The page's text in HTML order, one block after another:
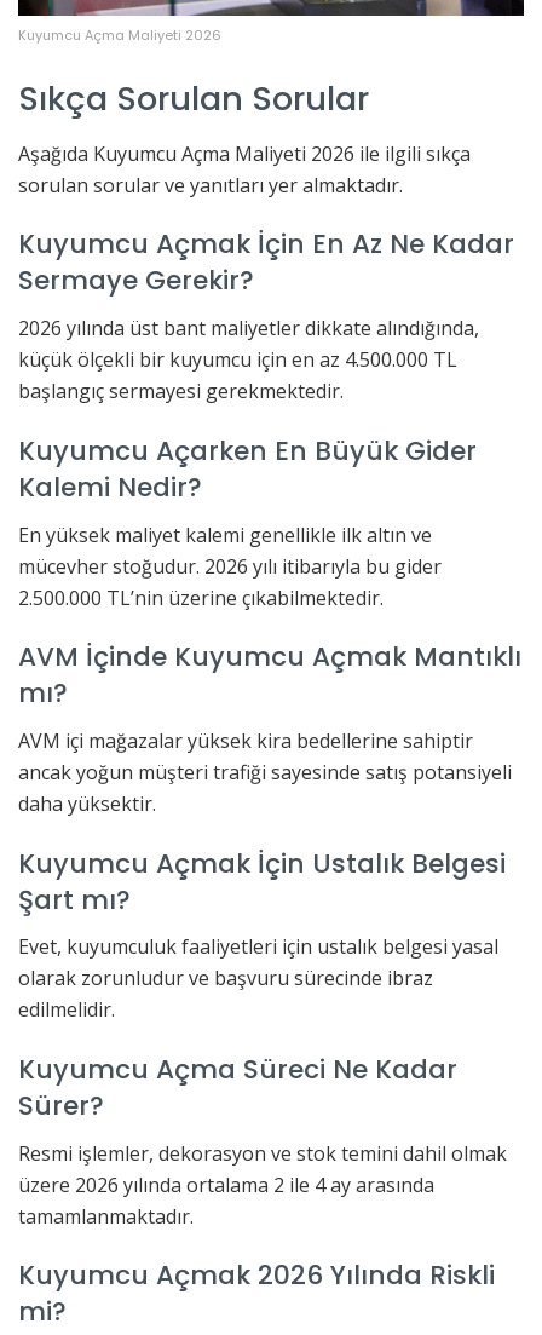
Kuyumcu Açma Maliyeti 2026
Sıkça Sorulan Sorular
Aşağıda Kuyumcu Açma Maliyeti 2026 ile ilgili sıkça
sorulan sorular ve yanıtları yer almaktadır.
Kuyumcu Açmak İçin En Az Ne Kadar
Sermaye Gerekir?
2026 yılında üst bant maliyetler dikkate alındığında,
küçük ölçekli bir kuyumcu için en az 4.500.000 TL
başlangıç sermayesi gerekmektedir.
Kuyumcu Açarken En Büyük Gider
Kalemi Nedir?
En yüksek maliyet kalemi genellikle ilk altın ve
mücevher stoğudur. 2026 yılı itibarıyla bu gider
2.500.000 TL’nin üzerine çıkabilmektedir.
AVM İçinde Kuyumcu Açmak Mantıklı
mı?
AVM içi mağazalar yüksek kira bedellerine sahiptir
ancak yoğun müşteri trafiği sayesinde satış potansiyeli
daha yüksektir.
Kuyumcu Açmak İçin Ustalık Belgesi
Şart mı?
Evet, kuyumculuk faaliyetleri için ustalık belgesi yasal
olarak zorunludur ve başvuru sürecinde ibraz
edilmelidir.
Kuyumcu Açma Süreci Ne Kadar
Sürer?
Resmi işlemler, dekorasyon ve stok temini dahil olmak
üzere 2026 yılında ortalama 2 ile 4 ay arasında
tamamlanmaktadır.
Kuyumcu Açmak 2026 Yılında Riskli
mi?